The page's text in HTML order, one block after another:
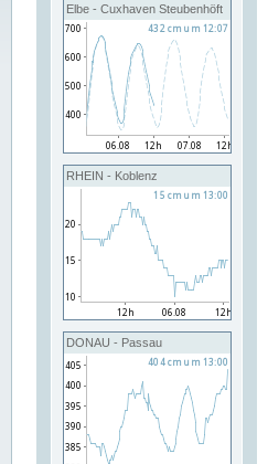
Elbe - Cuxhaven Steubenhöft
RHEIN - Koblenz
DONAU - Passau